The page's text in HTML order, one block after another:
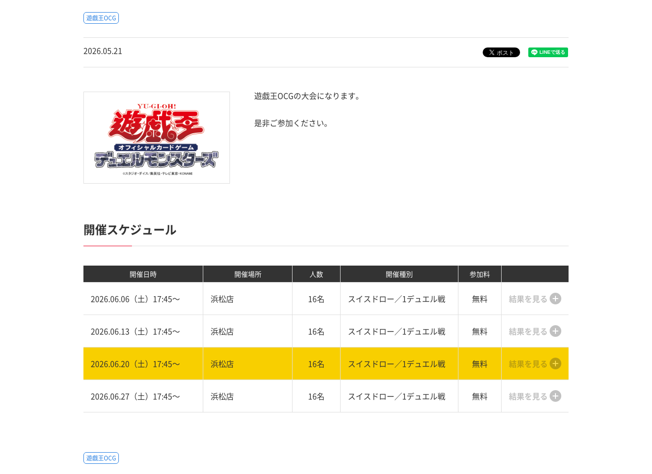
遊戯王OCG
2026.05.21
遊戯王OCGの大会になります。
是非ご参加ください。
開催スケジュール
開催日時 開催場所 人数 開催種別 参加料
2026.06.06（土）17:45〜 浜松店 16名 スイスドロー／1デュエル戦 無料 結果を見る
2026.06.13（土）17:45〜 浜松店 16名 スイスドロー／1デュエル戦 無料 結果を見る
2026.06.20（土）17:45〜 浜松店 16名 スイスドロー／1デュエル戦 無料 結果を見る
2026.06.27（土）17:45〜 浜松店 16名 スイスドロー／1デュエル戦 無料 結果を見る
遊戯王OCG